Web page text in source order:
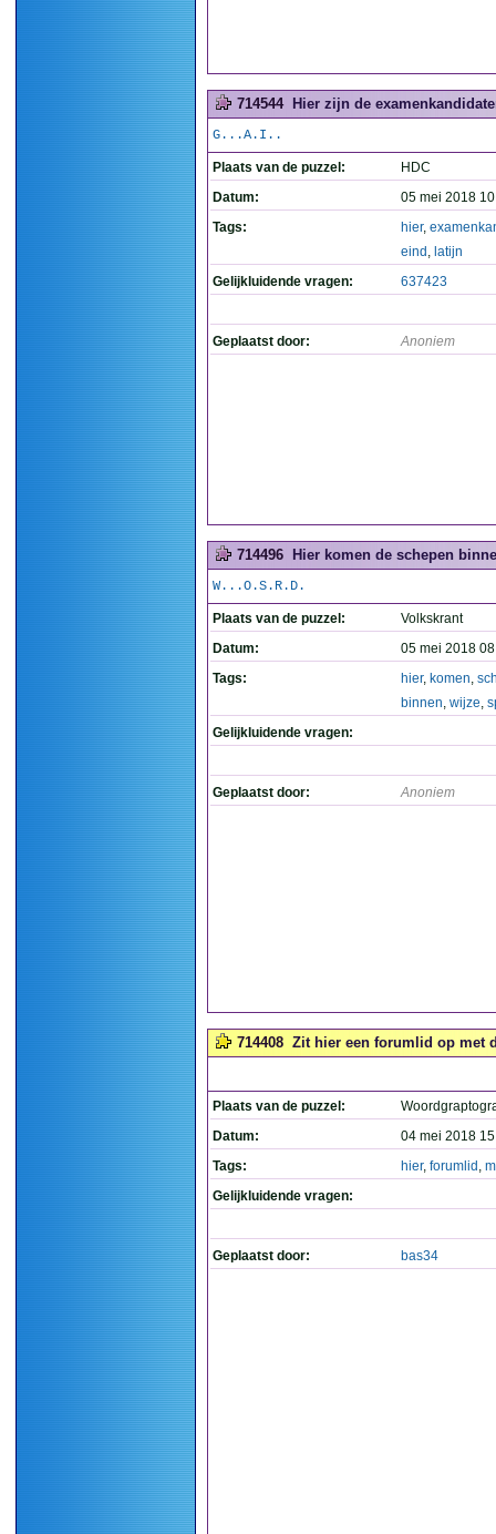
714544 Hier zijn de
G...A.I..
Plaats van de puzzel:
HDC
Datum:
05 mei 2018
Tags:
hier,
eind , latijn
Gelijkluidende vragen:
637423
Geplaatst door: Anoniem
714496 Hier komen de schepen
W...O.S.R.D.
Plaats van de puzzel:
Volkskrant
Datum:
05 mei 2018
Tags:
hier, komen,
binnen, wijze,
Gelijkluidende vragen:
Geplaatst door: Anoniem
714408 Zit hier een forumlid op met
Plaats van de puzzel:
Datum:
04 mei 2018
Tags:
hier, forumlid ,
Gelijkluidende vragen:
Geplaatst door: bas34